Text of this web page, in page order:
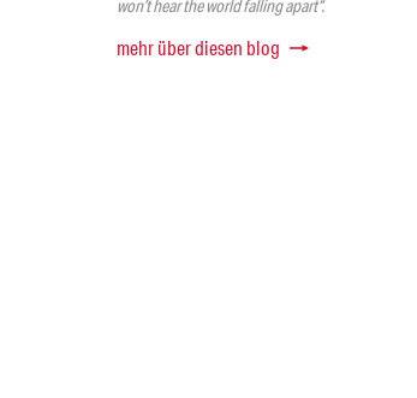
won’t hear the world falling apart“.
mehr über diesen blog